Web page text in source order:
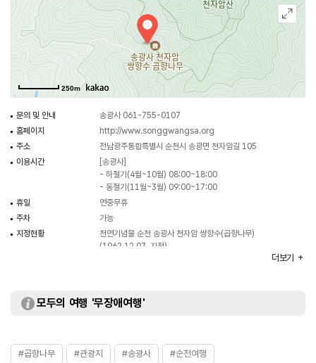
한다. 또한 한 손으로 밀거나 여러 사람이 밀거나 한결같이 움직이며, 나무에
손을 대면 극락(極樂)에 갈 수 있다는 전설이 있어 이곳을 찾는 사람이 많다고
송광사의 곱향나무 쌍향수는 앞에서 설명한 전설과 기이한 모습을 가진 오래된
나무로써 문화적·생물학적 가치가 높아 천연기념물로 지정·보호하고 있다.
250m
문의 및 안내
송광사 061-755-0107
홈페이지
http://www.songgwangsa.org
주소
전남광주통합특별시 순천시 송광면 천자암길 105
이용시간
[송광사]
- 하절기(4월~10월) 08:00~18:00
- 동절기(11월~3월) 09:00~17:00
휴일
연중무휴
주차
가능
지정현황
천연기념물 순천 송광사 천자암 쌍향수(곱향나무)
(1962.12.07. 지정)
더보기
모두의 여행 '무장애여행'
#곱향나무 #관광지 #송광사 #순천여행